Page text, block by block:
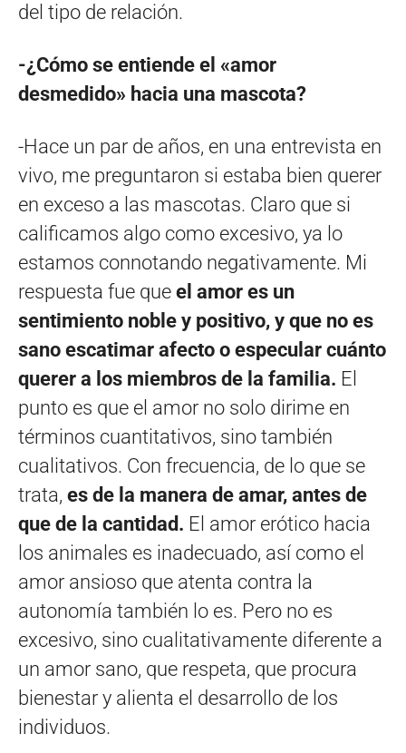
del tipo de relación.
-¿Cómo se entiende el «amor
desmedido» hacia una mascota?
-Hace un par de años, en una entrevista en
vivo, me preguntaron si estaba bien querer
en exceso a las mascotas. Claro que si
calificamos algo como excesivo, ya lo
estamos connotando negativamente. Mi
respuesta fue que el amor es un
sentimiento noble y positivo, y que no es
sano escatimar afecto o especular cuánto
querer a los miembros de la familia. El
punto es que el amor no solo dirime en
términos cuantitativos, sino también
cualitativos. Con frecuencia, de lo que se
trata, es de la manera de amar, antes de
que de la cantidad. El amor erótico hacia
los animales es inadecuado, así como el
amor ansioso que atenta contra la
autonomía también lo es. Pero no es
excesivo, sino cualitativamente diferente a
un amor sano, que respeta, que procura
bienestar y alienta el desarrollo de los
individuos.